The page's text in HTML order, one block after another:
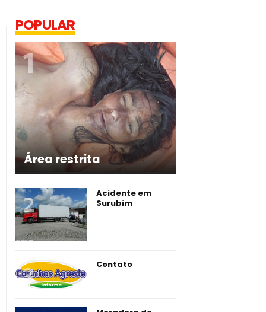
POPULAR
Área restrita
Acidente em
Surubim
Contato